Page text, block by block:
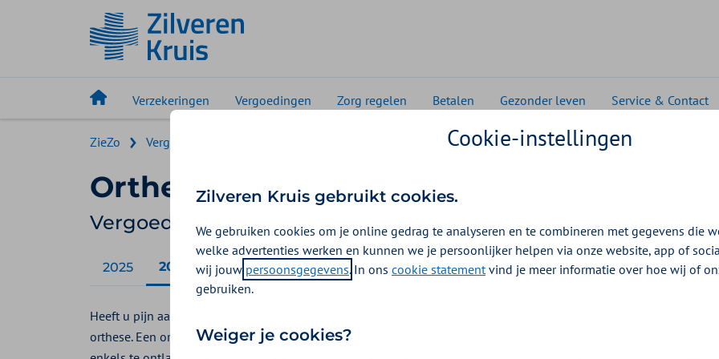
Verzekeringen Vergoedingen Zorg regelen Betalen Gezonder leven Service & Contact
ZieZo Vergoedingen ZieZo
Orthese
Vergoeding 2026
2025 2026
Heeft u pijn aan gewrichten, zoals heup, knie, enkel of pols? Bij ZieZo krijgt u een vergoeding voor een
orthese. Een orthese is een hulpmiddel dat u op het lichaam draagt, om gewrichten zoals polsen, knieën of
Cookie-instellingen
Zilveren Kruis gebruikt cookies.
We gebruiken cookies om je online gedrag te analyseren en te combineren met gegevens die
welke advertenties werken en kunnen we je persoonlijker helpen via onze website, app of
wij jouw persoonsgegevens. In ons cookie statementvind je meer informatie over hoe wij of
gebruiken.
Weiger je cookies?